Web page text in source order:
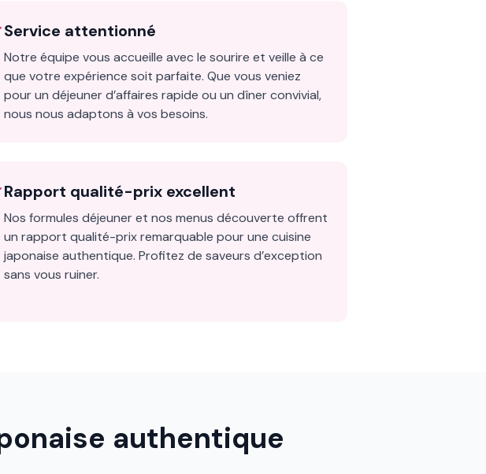
Service attentionné
Notre équipe vous accueille avec le sourire et veille à ce
que votre expérience soit parfaite. Que vous veniez
pour un déjeuner d’affaires rapide ou un dîner convivial,
nous nous adaptons à vos besoins.
Rapport qualité-prix excellent
Nos formules déjeuner et nos menus découverte offrent
un rapport qualité-prix remarquable pour une cuisine
japonaise authentique. Profitez de saveurs d’exception
sans vous ruiner.
authentique